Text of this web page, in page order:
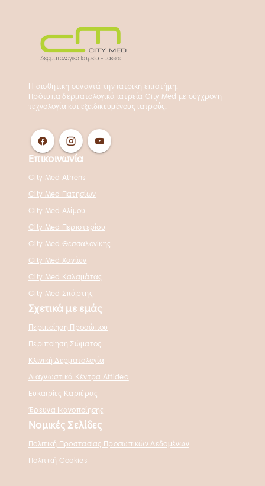
Η αισθητική συναντά την ιατρική επιστήμη.
Πρότυπα δερματολογικά ιατρεία City Med με σύγχρονη
τεχνολογία και εξειδικευμένους ιατρούς.
Επικοινωνία
City Med Athens
City Med Πατησίων
City Med Αλίμου
City Med Περιστερίου
City Med Θεσσαλονίκης
City Med Χανίων
City Med Καλαμάτας
City Med Σπάρτης
Σχετικά με εμάς
Περιποίηση Προσώπου
Περιποίηση Σώματος
Κλινική Δερματολογία
Διαγνωστικά Κέντρα Affidea
Ευκαιρίες Καριέρας
Έρευνα Ικανοποίησης
Νομικές Σελίδες
Πολιτική Προστασίας Προσωπικών Δεδομένων
Πολιτική Cookies